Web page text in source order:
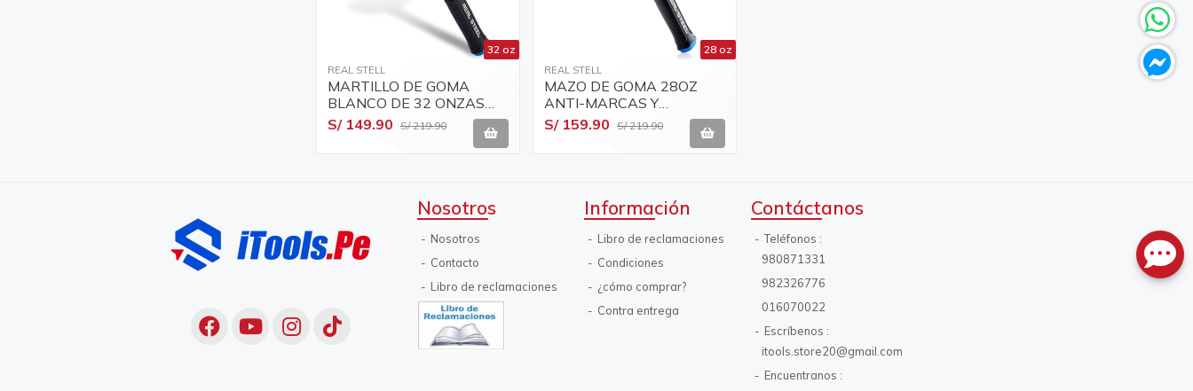
32 oz
REAL STELL
MARTILLO DE GOMA
BLANCO DE 32 ONZAS
CON CABEZA SÓLIDA
REAL STELL / HM0323
S/ 149.90 S/ 219.90
28 oz
REAL STELL
MAZO DE GOMA 28OZ
ANTI-MARCAS Y
RESISTENTE A CHISPAS
CON CABEZAL RELLENO
S/ 159.90 S/ 219.90
Nosotros
Nosotros
Contacto
Libro de reclamaciones
Información
Libro de reclamaciones
Condiciones
¿cómo comprar?
Contra entrega
Contáctanos
Teléfonos
980871331
982326776
016070022
Escríbenos
itools.store20@gmail.com
Encuentranos